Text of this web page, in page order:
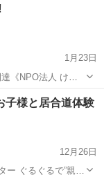
集 ※説明会への参
1月23日
NPO法人 け
様と居合道体験
12月26日
ー ぐるぐるで”親子